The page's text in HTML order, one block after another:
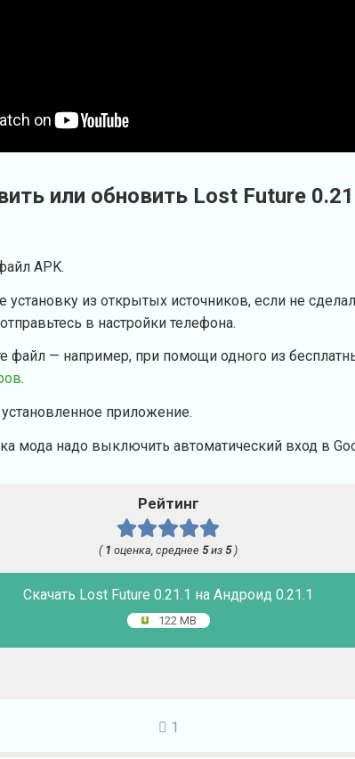
или обновить Lost Future
APK.
установку из открытых источников, если не
в настройки телефона.
файл — например, при помощи одного из
.
установленное приложение.
мода надо выключить автоматический вход в
Рейтинг
( 1 оценка, среднее 5из 5)
Скачать Lost Future 0.21.1 на Андроид 0.21.1
122 MB
1